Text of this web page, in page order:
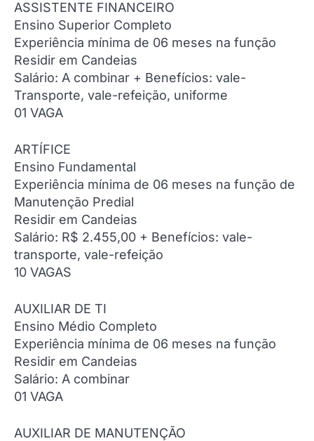
ASSISTENTE FINANCEIRO
Ensino Superior Completo
Experiência mínima de 06 meses na função
Residir em Candeias
Salário: A combinar + Benefícios: vale-
Transporte, vale-refeição, uniforme
01 VAGA
ARTÍFICE
Ensino Fundamental
Experiência mínima de 06 meses na função de
Manutenção Predial
Residir em Candeias
Salário: R$ 2.455,00 + Benefícios: vale-
transporte, vale-refeição
10 VAGAS
AUXILIAR DE TI
Ensino Médio Completo
Experiência mínima de 06 meses na função
Residir em Candeias
Salário: A combinar
01 VAGA
AUXILIAR DE MANUTENÇÃO